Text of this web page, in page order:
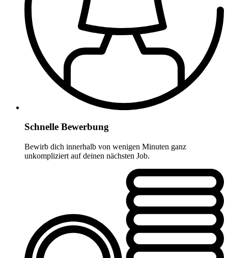
Schnelle Bewerbung
Bewirb dich innerhalb von wenigen Minuten ganz
unkompliziert auf deinen nächsten Job.